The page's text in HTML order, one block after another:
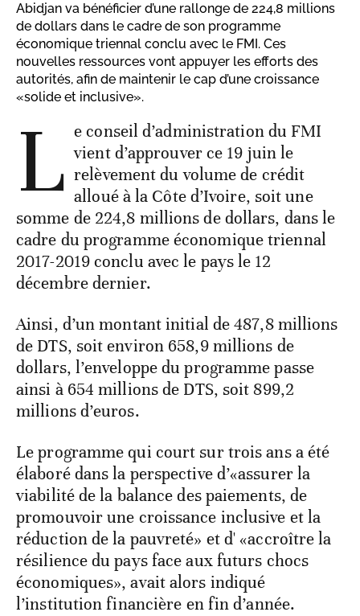
Abidjan va bénéficier d’une rallonge de 224,8 millions
de dollars dans le cadre de son programme
économique triennal conclu avec le FMI. Ces
nouvelles ressources vont appuyer les efforts des
autorités, afin de maintenir le cap d’une croissance
«solide et inclusive».
L e conseil d’administration du FMI
vient d’approuver ce 19 juin le
relèvement du volume de crédit
alloué à la Côte d’Ivoire, soit une
somme de 224,8 millions de dollars, dans le
cadre du programme économique triennal
2017-2019 conclu avec le pays le 12
décembre dernier.
Ainsi, d’un montant initial de 487,8 millions
de DTS, soit environ 658,9 millions de
dollars, l’enveloppe du programme passe
ainsi à 654 millions de DTS, soit 899,2
millions d’euros.
Le programme qui court sur trois ans a été
élaboré dans la perspective d’«assurer la
viabilité de la balance des paiements, de
promouvoir une croissance inclusive et la
réduction de la pauvreté» et d' «accroître la
résilience du pays face aux futurs chocs
économiques», avait alors indiqué
l’institution financière en fin d’année.